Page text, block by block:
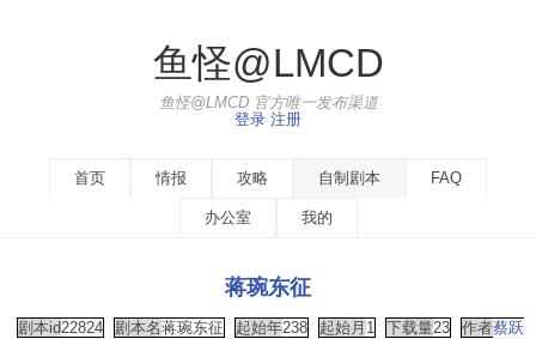
鱼怪@LMCD
鱼怪@LMCD 官方唯一发布渠道
登录 注册
首页 情报 攻略 自制剧本 FAQ
办公室 我的
蒋琬东征
剧本id22824 剧本名蒋琬东征 起始年238 起始月 1 下载量23 作者蔡跃